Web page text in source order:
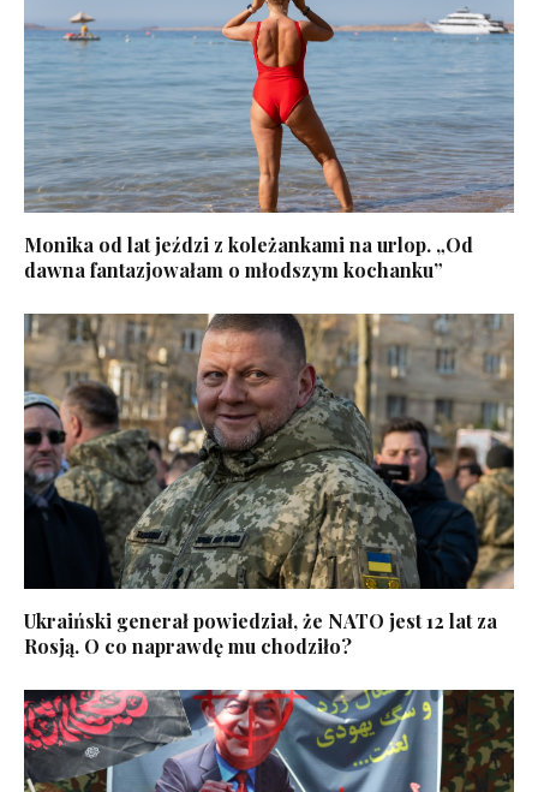
Monika od lat jeździ z koleżankami na urlop. „Od
dawna fantazjowałam o młodszym kochanku”
Ukraiński generał powiedział, że NATO jest 12 lat za
Rosją. O co naprawdę mu chodziło?